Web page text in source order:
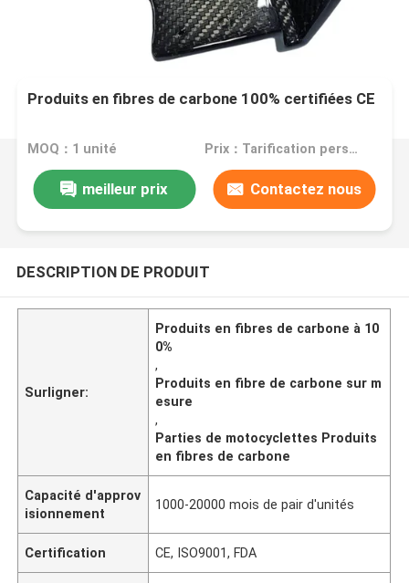
Produits en fibres de carbone 100% certifiées CE
MOQ：1 unité Prix：Tarification personnalisée
meilleur prix Contactez nous
DESCRIPTION DE PRODUIT
Surligner:
Produits en fibres de carbone à 10
0%
,
Produits en fibre de carbone sur m
esure
,
Parties de motocyclettes Produits
en fibres de carbone
Capacité d'approv
isionnement
1000-20000 mois de pair d'unités
Certification CE, ISO9001, FDA